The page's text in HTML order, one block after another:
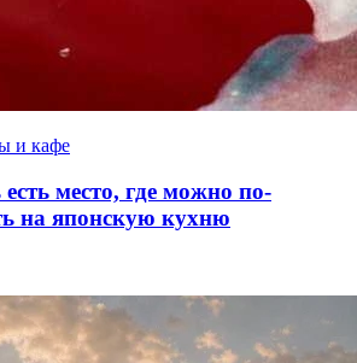
и кафе
место, где можно по-
на японскую кухню